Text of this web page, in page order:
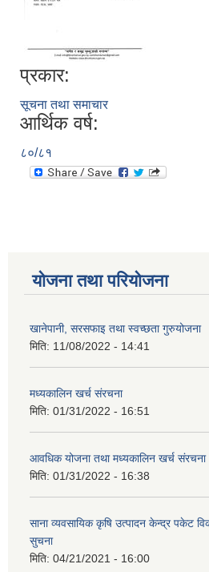
प्रकार:
सूचना तथा समाचार
आर्थिक वर्ष:
८०/८१
योजना तथा परियोजना
खानेपानी, सरसफाइ तथा स्वच्छता गुरुयोजना
मिति: 11/08/2022 - 14:41
मध्यकालिन खर्च संरचना
मिति: 01/31/2022 - 16:51
आवधिक योजना तथा मध्यकालिन खर्च संरचना
मिति: 01/31/2022 - 16:38
साना व्यवसायिक कृषि उत्पादन केन्द्र पकेट
सुचना
मिति: 04/21/2021 - 16:00